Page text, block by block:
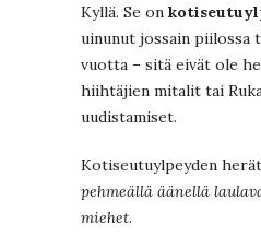
Kyllä. Se on
uinunut jossain piilossa
vuotta – sitä eivät ole
hiihtäjien mitalit tai
uudistamiset.
Kotiseutuylpeyden
pehmeällä äänellä
miehet.